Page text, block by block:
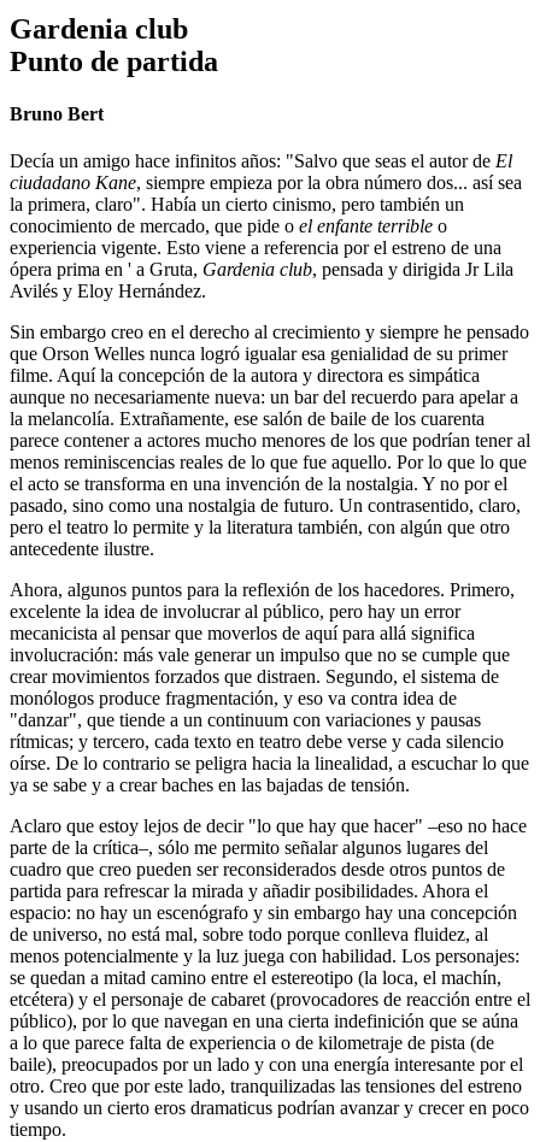
Gardenia club
Punto de partida
Bruno Bert
Decía un amigo hace infinitos años: "Salvo que seas el autor de El
ciudadano Kane, siempre empieza por la obra número dos... así sea
la primera, claro". Había un cierto cinismo, pero también un
conocimiento de mercado, que pide o el enfante terrible o
experiencia vigente. Esto viene a referencia por el estreno de una
ópera prima en ' a Gruta, Gardenia club, pensada y dirigida Jr Lila
Avilés y Eloy Hernández.
Sin embargo creo en el derecho al crecimiento y siempre he pensado
que Orson Welles nunca logró igualar esa genialidad de su primer
filme. Aquí la concepción de la autora y directora es simpática
aunque no necesariamente nueva: un bar del recuerdo para apelar a
la melancolía. Extrañamente, ese salón de baile de los cuarenta
parece contener a actores mucho menores de los que podrían tener al
menos reminiscencias reales de lo que fue aquello. Por lo que lo que
el acto se transforma en una invención de la nostalgia. Y no por el
pasado, sino como una nostalgia de futuro. Un contrasentido, claro,
pero el teatro lo permite y la literatura también, con algún que otro
antecedente ilustre.
Ahora, algunos puntos para la reflexión de los hacedores. Primero,
excelente la idea de involucrar al público, pero hay un error
mecanicista al pensar que moverlos de aquí para allá significa
involucración: más vale generar un impulso que no se cumple que
crear movimientos forzados que distraen. Segundo, el sistema de
monólogos produce fragmentación, y eso va contra idea de
"danzar", que tiende a un continuum con variaciones y pausas
rítmicas; y tercero, cada texto en teatro debe verse y cada silencio
oírse. De lo contrario se peligra hacia la linealidad, a escuchar lo que
ya se sabe y a crear baches en las bajadas de tensión.
Aclaro que estoy lejos de decir "lo que hay que hacer" –eso no hace
parte de la crítica–, sólo me permito señalar algunos lugares del
cuadro que creo pueden ser reconsiderados desde otros puntos de
partida para refrescar la mirada y añadir posibilidades. Ahora el
espacio: no hay un escenógrafo y sin embargo hay una concepción
de universo, no está mal, sobre todo porque conlleva fluidez, al
menos potencialmente y la luz juega con habilidad. Los personajes:
se quedan a mitad camino entre el estereotipo (la loca, el machín,
etcétera) y el personaje de cabaret (provocadores de reacción entre el
público), por lo que navegan en una cierta indefinición que se aúna
a lo que parece falta de experiencia o de kilometraje de pista (de
baile), preocupados por un lado y con una energía interesante por el
otro. Creo que por este lado, tranquilizadas las tensiones del estreno
y usando un cierto eros dramaticus podrían avanzar y crecer en poco
tiempo.